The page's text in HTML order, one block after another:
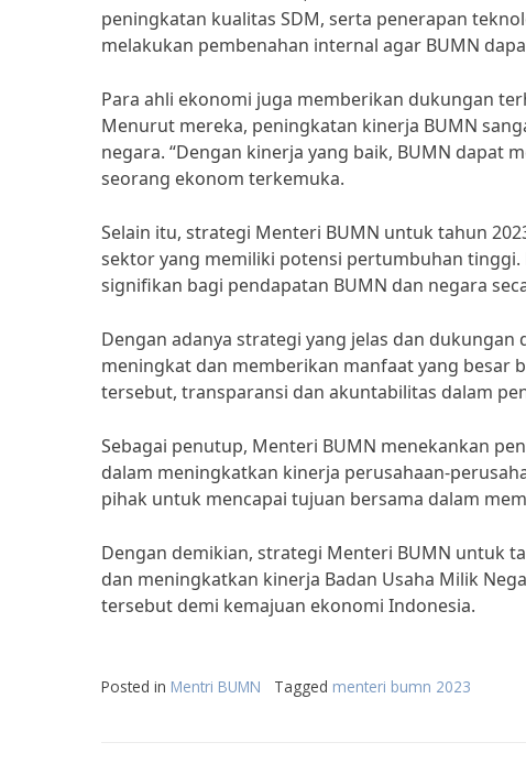
peningkatan kualitas SDM, serta penerapan
melakukan pembenahan internal agar BUMN
Para ahli ekonomi juga memberikan dukungan
Menurut mereka, peningkatan kinerja BUMN
negara. “Dengan kinerja yang baik, BUMN dapat
seorang ekonom terkemuka.
Selain itu, strategi Menteri BUMN untuk tahun
sektor yang memiliki potensi pertumbuhan
signifikan bagi pendapatan BUMN dan negara
Dengan adanya strategi yang jelas dan
meningkat dan memberikan manfaat yang besar
tersebut, transparansi dan akuntabilitas dalam
Sebagai penutup, Menteri BUMN menekankan
dalam meningkatkan kinerja perusahaan-
pihak untuk mencapai tujuan bersama dalam
Dengan demikian, strategi Menteri BUMN untuk
dan meningkatkan kinerja Badan Usaha Milik
tersebut demi kemajuan ekonomi Indonesia.
Posted in Mentri BUMN Tagged menteri bumn 2023